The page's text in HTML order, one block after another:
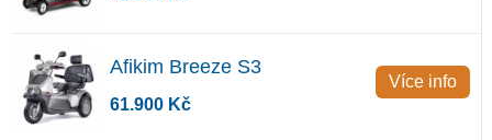
Afikim Breeze S3
61.900 Kč
Více info